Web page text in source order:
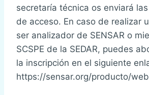
secretaría técnica os enviará
de acceso. En caso de realizar
ser analizador de SENSAR o
SCSPE de la SEDAR, puedes
la inscripción en el siguiente
https://sensar.org/producto/